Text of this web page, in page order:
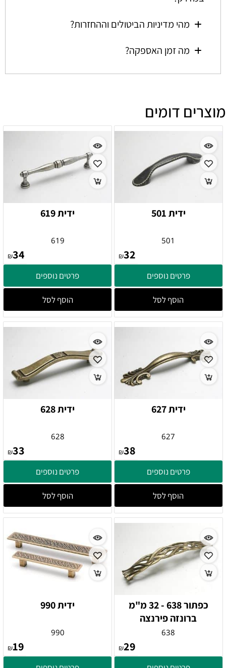
מהי מדיניות הביטולים וההחזרות?
מה זמן האספקה?
מוצרים דומים
ידית 501
501
₪32
פרטים נוספים
הוסף לסל
ידית 619
619
₪34
פרטים נוספים
הוסף לסל
ידית 627
627
₪38
פרטים נוספים
הוסף לסל
ידית 628
628
₪33
פרטים נוספים
הוסף לסל
כפתור 638 - 32 מ"מ
ברונזה פירנצה
638
₪29
ידית 990
990
₪19